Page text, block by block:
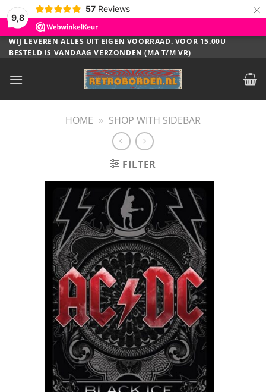
9,8
57 Reviews ×
Ga
naar
WIJ LEVEREN ALLES UIT EIGEN VOORRAAD. VOOR 15.00U
BESTELD IS VANDAAG VERZONDEN (MA T/M VR)
HOME » SHOP WITH SIDEBAR
FILTER